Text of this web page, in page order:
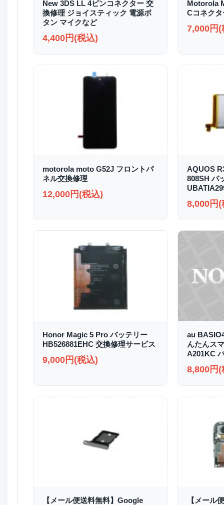
New 3DS LL 4ピンコネクター 交
換修理 ジョイスティック 電源ボ
タン マイクなど
4,400円(税込)
Motorola
Cコネク
7,000円(
motorola moto G52J フロントパ
ネル交換修理
12,000円(税込)
AQUOS
808SH バ
8,000円(
Honor Magic 5 Pro バッテリー
HB526881EHC 交換修理サービス
9,000円(税込)
au
んたんス
A201KC
8,800円(
【メール便送料無料】Google
【メール